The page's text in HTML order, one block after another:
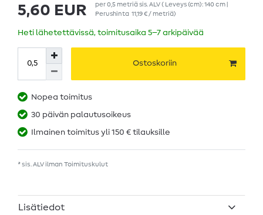
5,60 EUR per0,5 metriäsis. ALV( Leveys (cm): 140 cm |
Perushinta 11,19 € / metriä)
Heti lähetettävissä, toimitusaika 5–7 arkipäivää
Ostoskoriin
Nopea toimitus
30 päivän palautusoikeus
Ilmainen toimitus yli 150 € tilauksille
* sis. ALV ilman Toimituskulut
Lisätiedot